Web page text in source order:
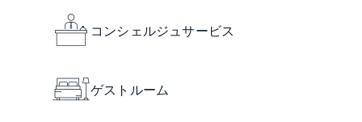
コンシェルジュサービス
ゲストルーム